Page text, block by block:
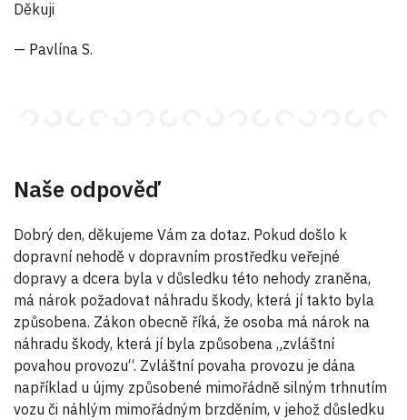
Děkuji
— Pavlína S.
Naše odpověď
Dobrý den, děkujeme Vám za dotaz. Pokud došlo k
dopravní nehodě v dopravním prostředku veřejné
dopravy a dcera byla v důsledku této nehody zraněna,
má nárok požadovat náhradu škody, která jí takto byla
způsobena. Zákon obecně říká, že osoba má nárok na
náhradu škody, která jí byla způsobena „zvláštní
povahou provozu“. Zvláštní povaha provozu je dána
například u újmy způsobené mimořádně silným trhnutím
vozu či náhlým mimořádným brzděním, v jehož důsledku